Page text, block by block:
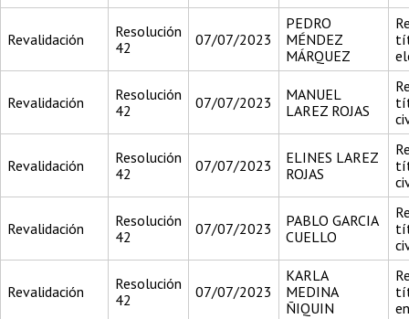
Revalidación
Resolución
42
07/07/2023
PEDRO
MÉNDEZ
MÁRQUEZ
Revalidación
Resolución
42
07/07/2023
MANUEL
LAREZ ROJAS
Revalidación
Resolución
42
07/07/2023
ELINES LAREZ
ROJAS
Revalidación
Resolución
42
07/07/2023
PABLO GARCIA
CUELLO
Revalidación
Resolución
42
07/07/2023
KARLA
MEDINA
ÑIQUIN